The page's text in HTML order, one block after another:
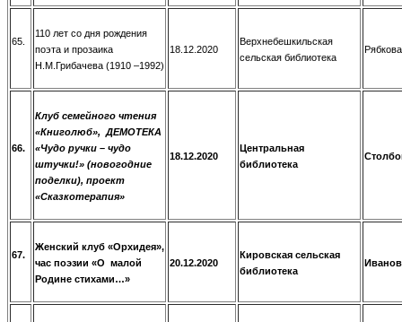
65.
110 лет со дня рождения
поэта и прозаика
Н.М.Грибачева (1910 –1992)
18.12.2020
Верхнебешкильская
сельская библиотека
66.
Клуб семейного чтения
«Книголюб», ДЕМОТЕКА
«Чудо ручки – чудо
штучки!» (новогодние
поделки), проект
«Сказкотерапия»
18.12.2020
Центральная
библиотека
67.
Женский клуб «Орхидея»,
час поэзии «О малой
Родине стихами…»
20.12.2020
Кировская сельская
библиотека